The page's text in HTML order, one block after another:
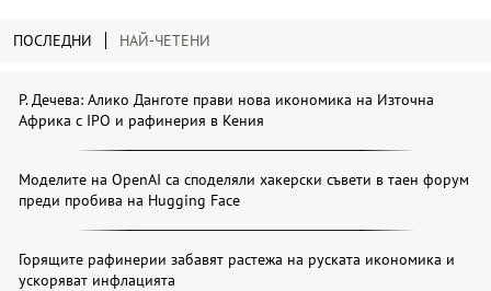
ПОСЛЕДНИ НАЙ-ЧЕТЕНИ
Р. Дечева: Алико Данготе прави нова икономика на Източна
Африка с IPO и рафинерия в Кения
Моделите на OpenAI са споделяли хакерски съвети в таен форум
преди пробива на Hugging Face
Горящите рафинерии забавят растежа на руската икономика и
ускоряват инфлацията